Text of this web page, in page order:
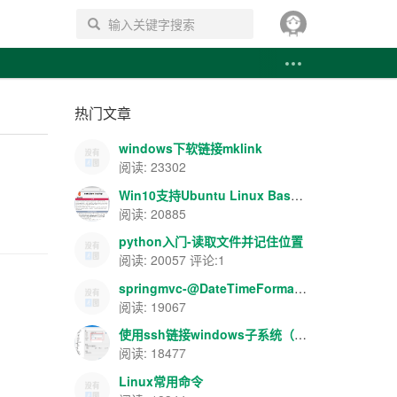
搜索
热门文章
windows下软链接mklink
阅读: 23302
Win10支持Ubuntu Linux Bash-apache+php+mysql环境搭建
阅读: 20885
python入门-读取文件并记住位置
阅读: 20057 评论:1
springmvc-@DateTimeFormat/@NumberFormat数据格式转换
阅读: 19067
使用ssh链接windows子系统（Ubuntu）
阅读: 18477
Linux常用命令